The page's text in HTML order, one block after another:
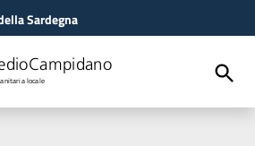
Sardegna
locale